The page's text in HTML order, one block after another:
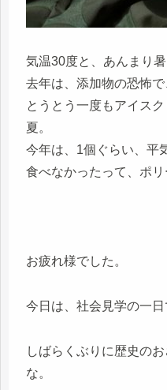
気温30度と、あんまり暑
去年は、添加物の恐怖で
とうとう一度もアイス
夏。
今年は、1個ぐらい、平
食べなかったって、ポリ
お疲れ様でした。
今日は、社会見学の一日
しばらくぶりに歴史の
な。